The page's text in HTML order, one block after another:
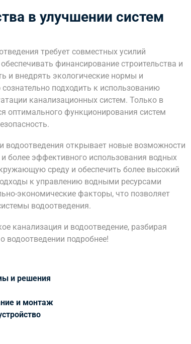
в улучшении систем
требует совместных усилий
финансирование строительства и
и внедрять экологические нормы и
подходить к использованию
канализационных систем. Только в
оптимального функционирования систем
водоотведения открывает новые возможности
более эффективного использования водных
среду и обеспечить более высокий
к управлению водными ресурсами
экономические факторы, что позволяет
водоотведения.
канализация и водоотведение, разбирая
водоотведении подробнее!
и решения
и монтаж